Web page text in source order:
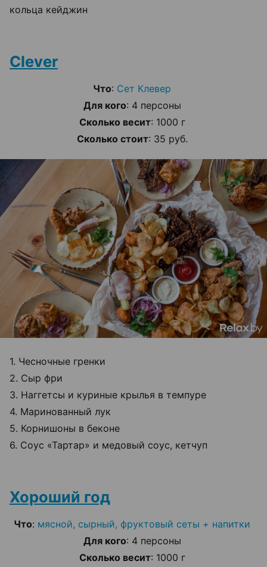
кольца кейджин
Clever
Что: Сет Клевер
Для кого: 4 персоны
Сколько весит: 1000 г
Сколько стоит: 35 руб.
1. Чесночные гренки
2. Сыр фри
3. Наггетсы и куриные крылья в темпуре
4. Маринованный лук
5. Корнишоны в беконе
6. Соус «Тартар» и медовый соус, кетчуп
Хороший год
Что: мясной, сырный, фруктовый сеты + напитки
Для кого: 4 персоны
Сколько весит: 1000 г